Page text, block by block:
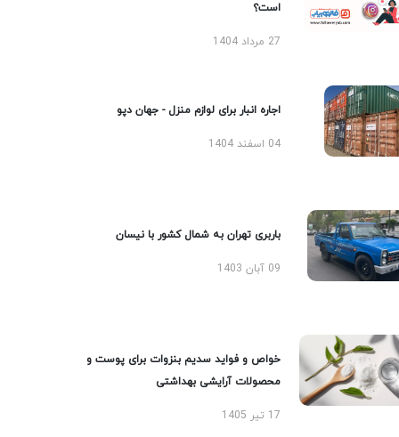
است؟
27 مرداد 1404
اجاره انبار برای لوازم منزل - جهان دپو
04 اسفند 1404
باربری تهران به شمال کشور با نیسان
09 آبان 1403
خواص و فواید سدیم بنزوات برای پوست و
محصولات آرایشی بهداشتی
17 تیر 1405